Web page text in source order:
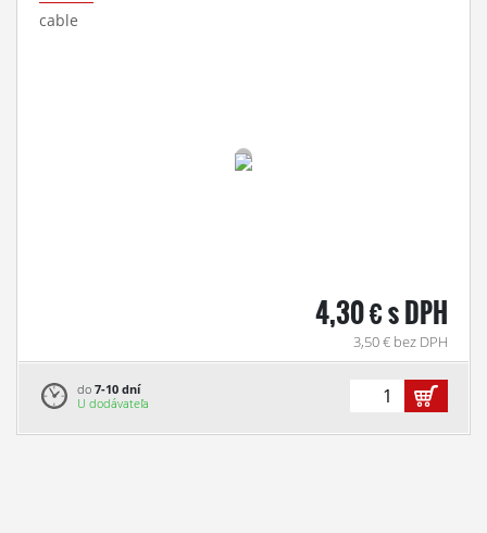
cable
4,30 € s DPH
3,50 € bez DPH
do 7-10 dní
U dodávateľa